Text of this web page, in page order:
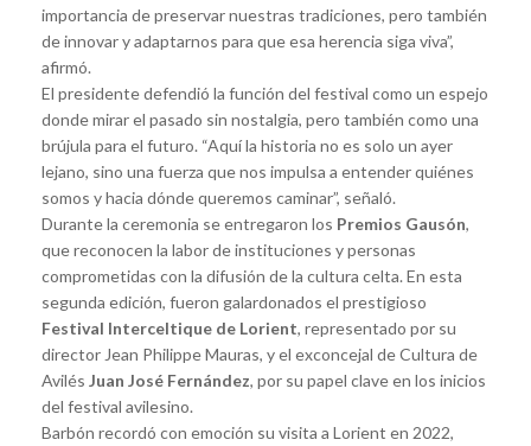
importancia de preservar nuestras tradiciones, pero también
de innovar y adaptarnos para que esa herencia siga viva”,
afirmó.
El presidente defendió la función del festival como un espejo
donde mirar el pasado sin nostalgia, pero también como una
brújula para el futuro. “Aquí la historia no es solo un ayer
lejano, sino una fuerza que nos impulsa a entender quiénes
somos y hacia dónde queremos caminar”, señaló.
Durante la ceremonia se entregaron los Premios Gausón,
que reconocen la labor de instituciones y personas
comprometidas con la difusión de la cultura celta. En esta
segunda edición, fueron galardonados el prestigioso
Festival Interceltique de Lorient, representado por su
director Jean Philippe Mauras, y el exconcejal de Cultura de
Avilés Juan José Fernández, por su papel clave en los inicios
del festival avilesino.
Barbón recordó con emoción su visita a Lorient en 2022,